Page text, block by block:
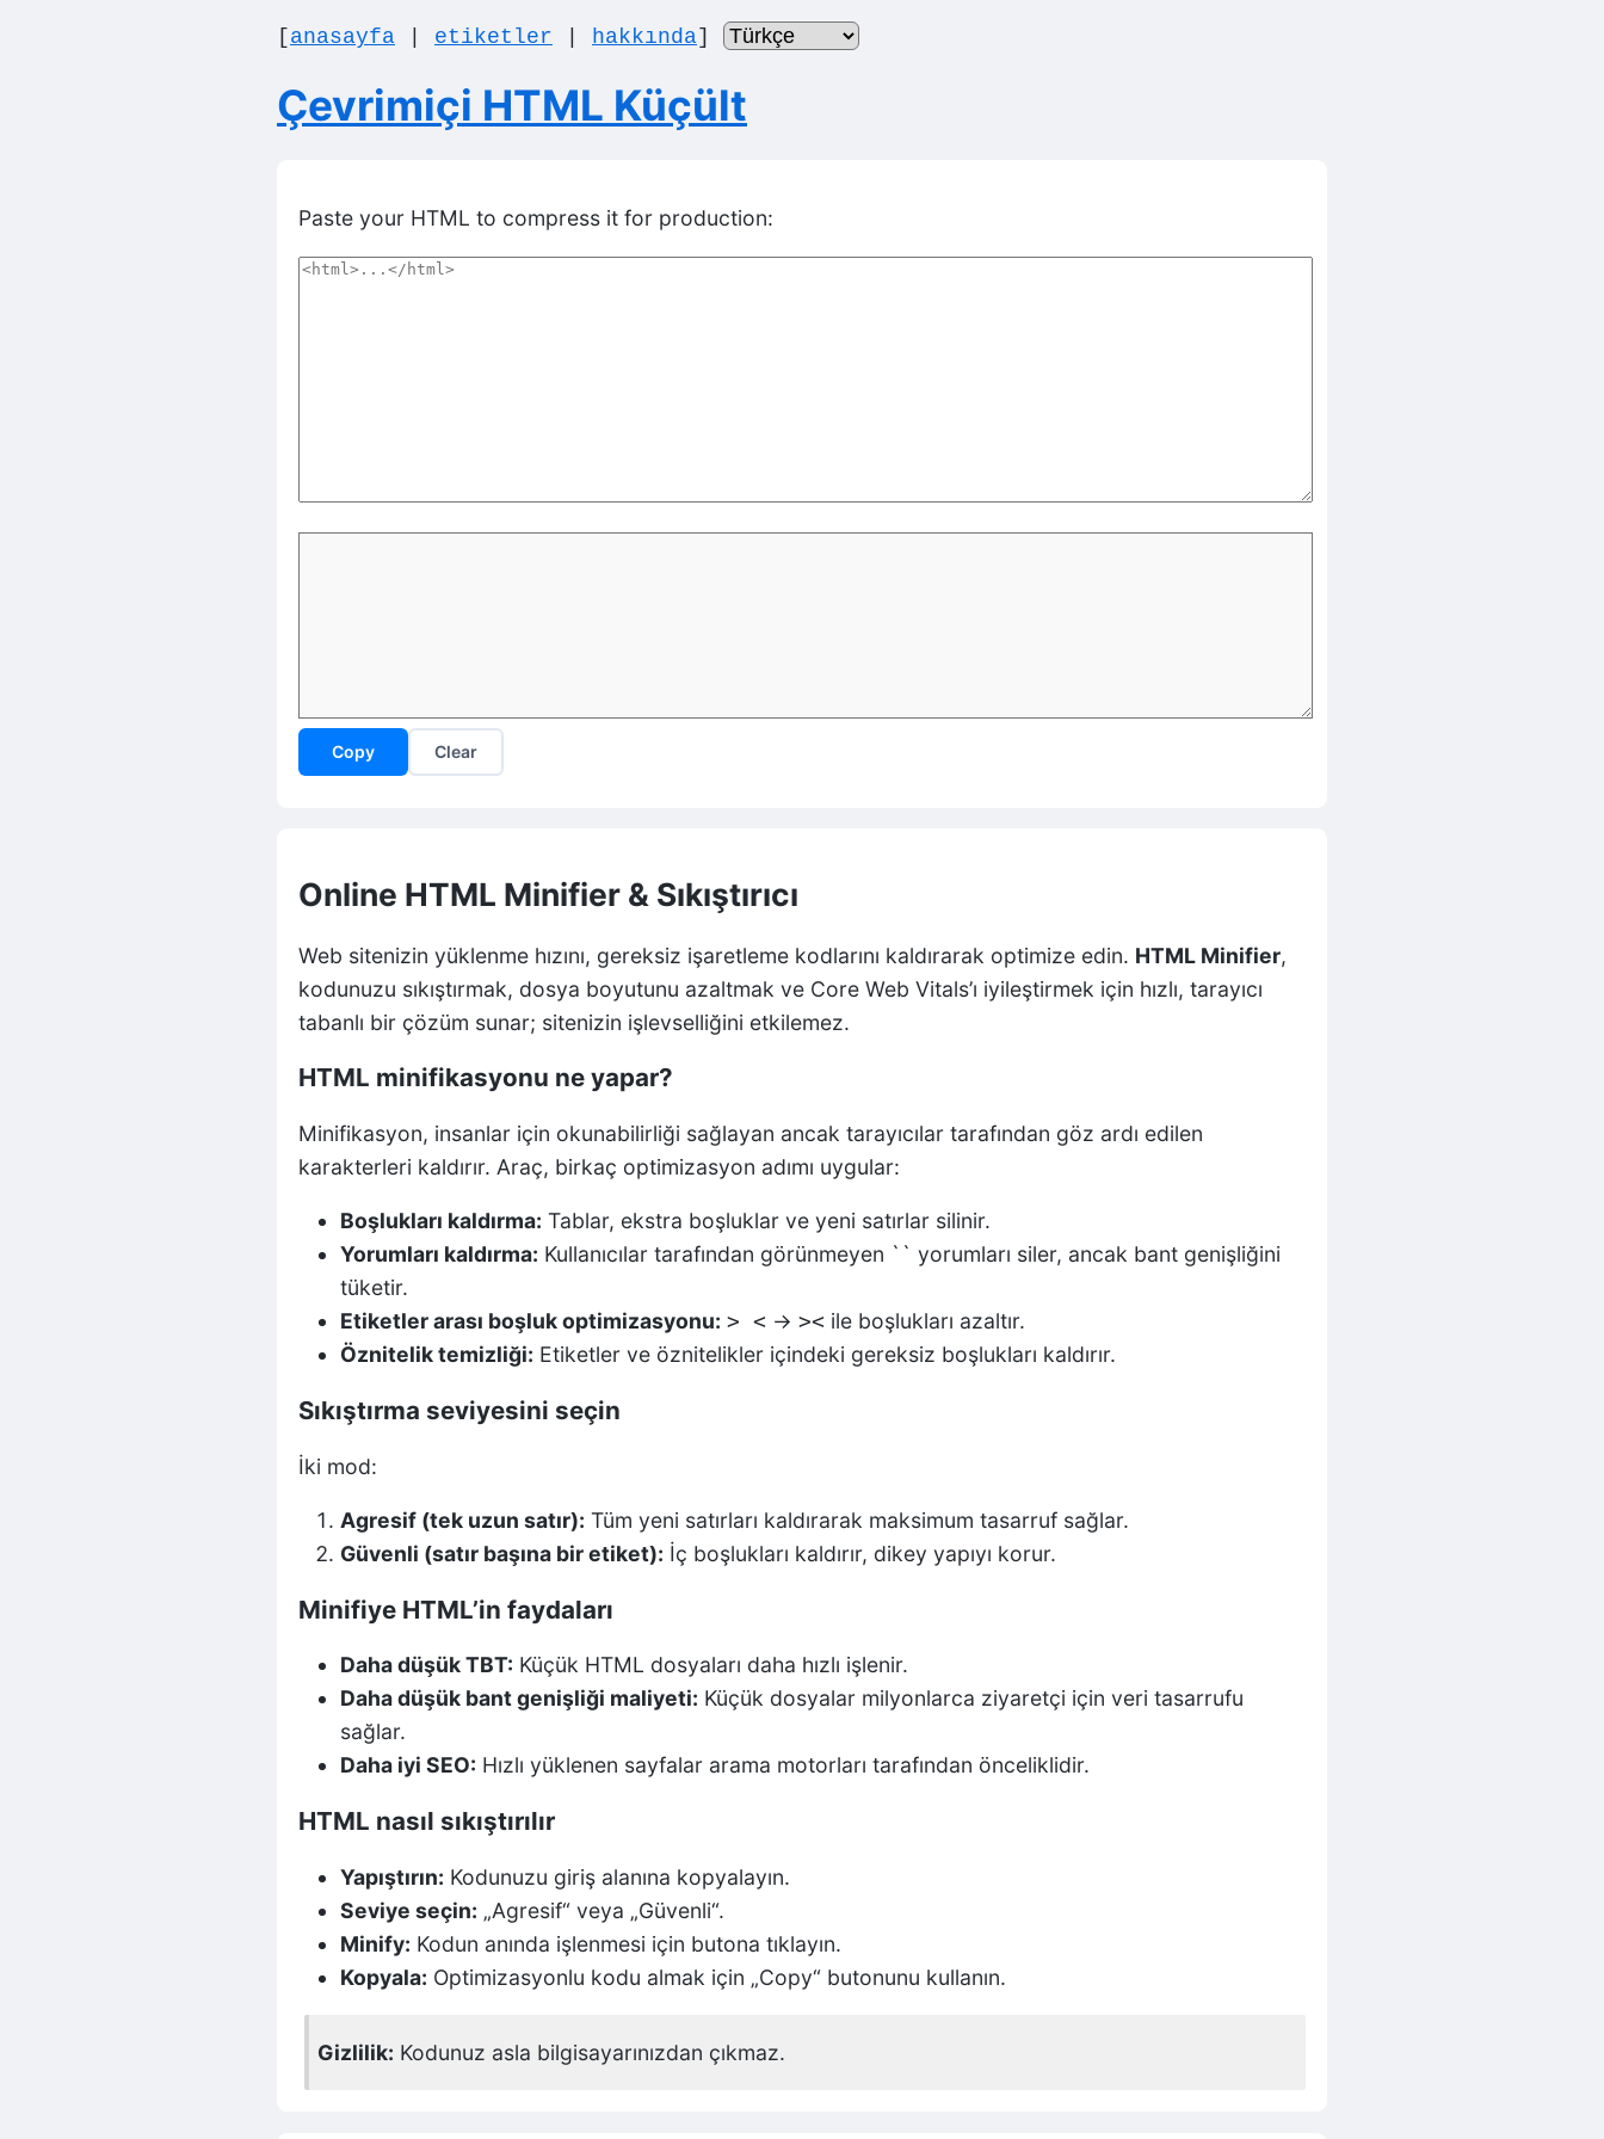
[anasayfa etiketler hakkında]
Çevrimiçi HTML Küçült
Paste your HTML to compress it for production:
Copy Clear
Online HTML Minifier & Sıkıştırıcı
Web sitenizin yüklenme hızını, gereksiz işaretleme kodlarını kaldırarak optimize edin. HTML Minifier,
kodunuzu sıkıştırmak, dosya boyutunu azaltmak ve Core Web Vitals’ı iyileştirmek için hızlı, tarayıcı
tabanlı bir çözüm sunar; sitenizin işlevselliğini etkilemez.
HTML minifikasyonu ne yapar?
Minifikasyon, insanlar için okunabilirliği sağlayan ancak tarayıcılar tarafından göz ardı edilen
karakterleri kaldırır. Araç, birkaç optimizasyon adımı uygular:
Boşlukları kaldırma: Tablar, ekstra boşluklar ve yeni satırlar silinir.
Yorumları kaldırma: Kullanıcılar tarafından görünmeyen `` yorumları siler, ancak bant genişliğini
tüketir.
Etiketler arası boşluk optimizasyonu: > < → >< ile boşlukları azaltır.
Öznitelik temizliği: Etiketler ve öznitelikler içindeki gereksiz boşlukları kaldırır.
Sıkıştırma seviyesini seçin
İki mod:
Agresif (tek uzun satır): Tüm yeni satırları kaldırarak maksimum tasarruf sağlar.
Güvenli (satır başına bir etiket): İç boşlukları kaldırır, dikey yapıyı korur.
Minifiye HTML’in faydaları
Daha düşük TBT: Küçük HTML dosyaları daha hızlı işlenir.
Daha düşük bant genişliği maliyeti: Küçük dosyalar milyonlarca ziyaretçi için veri tasarrufu
sağlar.
Daha iyi SEO: Hızlı yüklenen sayfalar arama motorları tarafından önceliklidir.
HTML nasıl sıkıştırılır
Yapıştırın: Kodunuzu giriş alanına kopyalayın.
Seviye seçin: „Agresif“ veya „Güvenli“.
Minify: Kodun anında işlenmesi için butona tıklayın.
Kopyala: Optimizasyonlu kodu almak için „Copy“ butonunu kullanın.
Gizlilik: Kodunuz asla bilgisayarınızdan çıkmaz.